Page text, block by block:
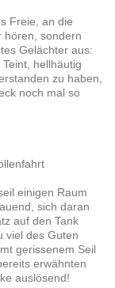
Freie, an die
hören, sondern
Gelächter aus:
hellhäutig
zu haben,
noch mal so
einigen Raum
sich daran
auf den Tank
viel des Guten
gerissenem Seil
erwähnten
auslösend!